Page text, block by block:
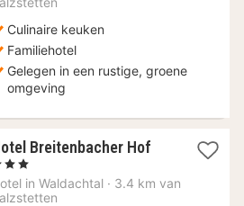
€
Culinaire keuken
Familiehotel
Gelegen in een rustige, groene
omgeving
Breitenbacher Hof1
vanaf
Sterren
in Waldachtal · 3.4 km van